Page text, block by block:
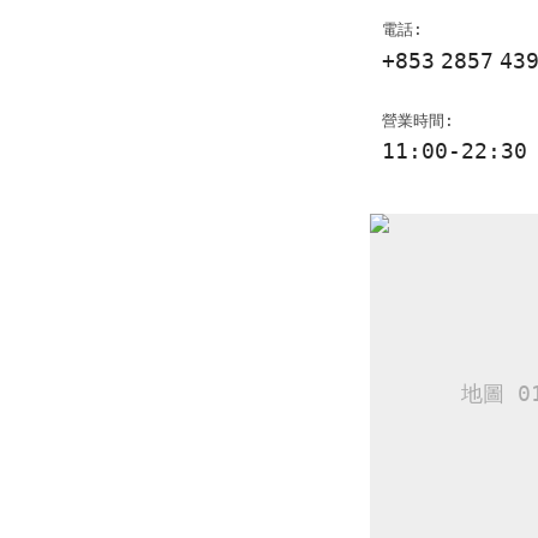
電話:
+853 2857
營業時間:
11:00-22:30